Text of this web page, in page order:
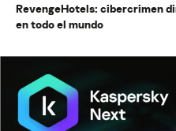
RevengeHotels: cibercrimen
en todo el mundo